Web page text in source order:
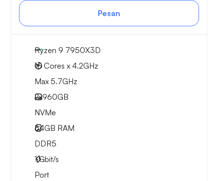
Pesan
Ryzen 9 7950X3D
16 Cores x 4.2GHz
Max 5.7GHz
2x960GB
NVMe
64GB RAM
DDR5
1Gbit/s
Port